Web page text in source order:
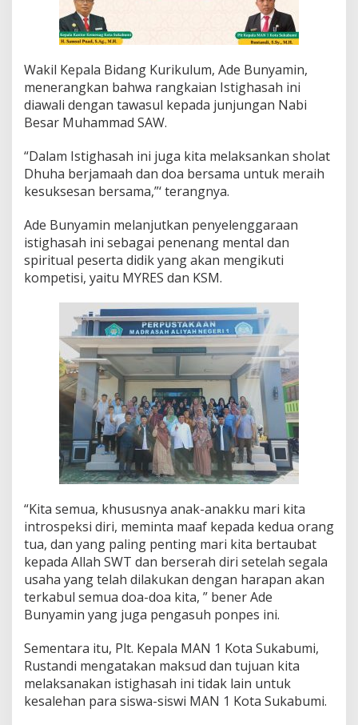
Wakil Kepala Bidang Kurikulum, Ade Bunyamin,
menerangkan bahwa rangkaian Istighasah ini
diawali dengan tawasul kepada junjungan Nabi
Besar Muhammad SAW.
“Dalam Istighasah ini juga kita melaksankan sholat
Dhuha berjamaah dan doa bersama untuk meraih
kesuksesan bersama,”‘ terangnya.
Ade Bunyamin melanjutkan penyelenggaraan
istighasah ini sebagai penenang mental dan
spiritual peserta didik yang akan mengikuti
kompetisi, yaitu MYRES dan KSM.
“Kita semua, khususnya anak-anakku mari kita
introspeksi diri, meminta maaf kepada kedua orang
tua, dan yang paling penting mari kita bertaubat
kepada Allah SWT dan berserah diri setelah segala
usaha yang telah dilakukan dengan harapan akan
terkabul semua doa-doa kita, ” bener Ade
Bunyamin yang juga pengasuh ponpes ini.
Sementara itu, Plt. Kepala MAN 1 Kota Sukabumi,
Rustandi mengatakan maksud dan tujuan kita
melaksanakan istighasah ini tidak lain untuk
kesalehan para siswa-siswi MAN 1 Kota Sukabumi.